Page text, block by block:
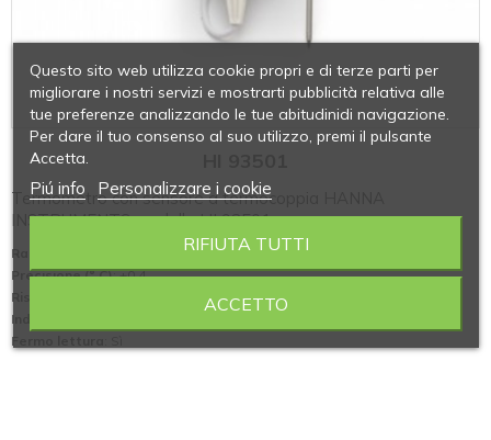
Termometro con sensore a termocoppia HANNA
INSTRUMENTS modello HI 93501
Range temperatura (° C)
: -50.0 ÷ 150.0
Precisione (° C): ±0.4
Risoluzione (° C)
Indicazione di batterie scariche
Fermo lettura
Questo sito web utilizza cookie propri e di terze parti per
migliorare i nostri servizi e mostrarti pubblicità relativa alle
tue preferenze analizzando le tue abitudinidi navigazione.
Per dare il tuo consenso al suo utilizzo, premi il pulsante
Accetta.
Piú info Personalizzare i cookie
RIFIUTA TUTTI
ACCETTO